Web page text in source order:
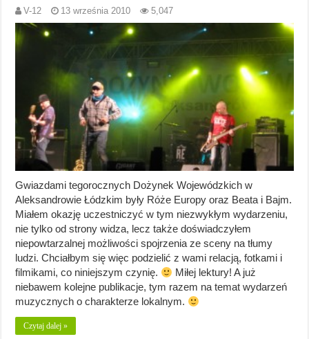
V-12 13 września 2010 5,047
Gwiazdami tegorocznych Dożynek Wojewódzkich w
Aleksandrowie Łódzkim były Róże Europy oraz Beata i Bajm.
Miałem okazję uczestniczyć w tym niezwykłym wydarzeniu,
nie tylko od strony widza, lecz także doświadczyłem
niepowtarzalnej możliwości spojrzenia ze sceny na tłumy
ludzi. Chciałbym się więc podzielić z wami relacją, fotkami i
filmikami, co niniejszym czynię.
Miłej lektury! A już
niebawem kolejne publikacje, tym razem na temat wydarzeń
muzycznych o charakterze lokalnym.
Czytaj dalej »